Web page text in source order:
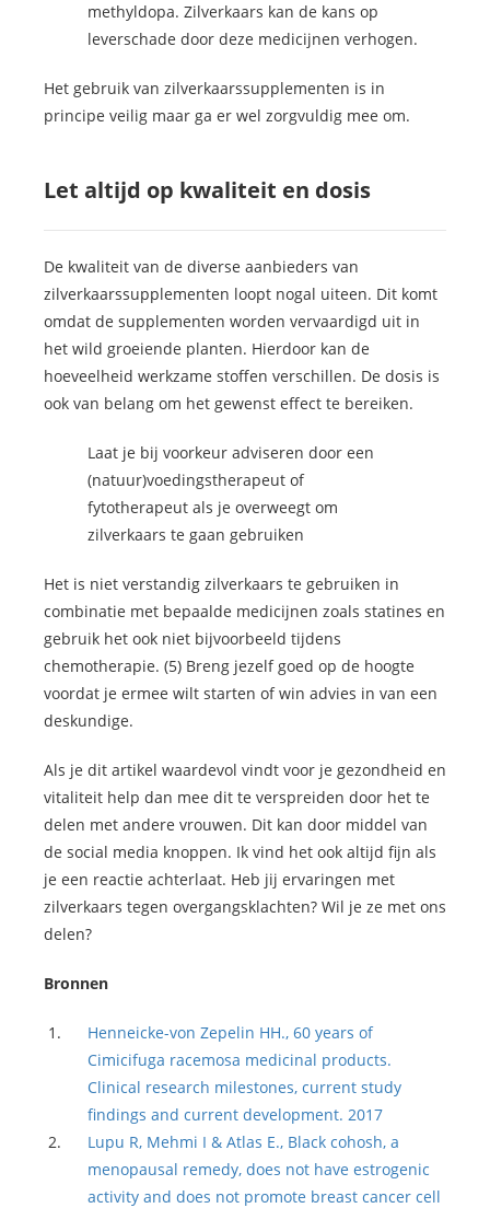
methyldopa. Zilverkaars kan de kans op
leverschade door deze medicijnen verhogen.
Het gebruik van zilverkaarssupplementen is in
principe veilig maar ga er wel zorgvuldig mee om.
Let altijd op kwaliteit en dosis
De kwaliteit van de diverse aanbieders van
zilverkaarssupplementen loopt nogal uiteen. Dit komt
omdat de supplementen worden vervaardigd uit in
het wild groeiende planten. Hierdoor kan de
hoeveelheid werkzame stoffen verschillen. De dosis is
ook van belang om het gewenst effect te bereiken.
Laat je bij voorkeur adviseren door een
(natuur)voedingstherapeut of
fytotherapeut als je overweegt om
zilverkaars te gaan gebruiken
Het is niet verstandig zilverkaars te gebruiken in
combinatie met bepaalde medicijnen zoals statines en
gebruik het ook niet bijvoorbeeld tijdens
chemotherapie. (5) Breng jezelf goed op de hoogte
voordat je ermee wilt starten of win advies in van een
deskundige.
Als je dit artikel waardevol vindt voor je gezondheid en
vitaliteit help dan mee dit te verspreiden door het te
delen met andere vrouwen. Dit kan door middel van
de social media knoppen. Ik vind het ook altijd fijn als
je een reactie achterlaat. Heb jij ervaringen met
zilverkaars tegen overgangsklachten? Wil je ze met ons
delen?
Bronnen
Henneicke-von Zepelin HH., 60 years of
Cimicifuga racemosa medicinal products.
Clinical research milestones, current study
findings and current development. 2017
Lupu R, Mehmi I & Atlas E., Black cohosh, a
menopausal remedy, does not have estrogenic
activity and does not promote breast cancer cell